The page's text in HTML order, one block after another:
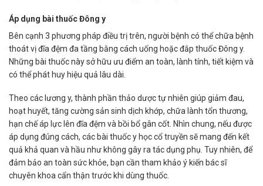
Áp dụng bài thuốc Đông y
Bên cạnh 3 phương pháp điều trị trên, người bệnh có thể chữa bệnh
thoát vị đĩa đệm đa tầng bằng cách uống hoặc đắp thuốc Đông y.
Những bài thuốc này sở hữu ưu điểm an toàn, lành tính, tiết kiệm và
có thể phát huy hiệu quả lâu dài.
Theo các lương y, thành phần thảo dược tự nhiên giúp giảm đau,
hoạt huyết, tăng cường sản sinh dịch khớp, chữa lành tổn thương,
hạn chế áp lực lên đĩa đệm và bồi bổ gân cốt. Nhìn chung, nếu được
áp dụng đúng cách, các bài thuốc y học cổ truyền sẽ mang đến kết
quả khả quan và hầu như không gây ra tác dụng phụ. Tuy nhiên, để
đảm bảo an toàn sức khỏe, bạn cần tham khảo ý kiến bác sĩ
chuyên khoa cẩn thận trước khi dùng thuốc.